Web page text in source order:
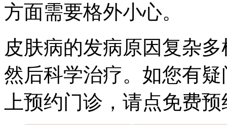
方面需要格外小心。
皮肤病的发病原因复杂
然后科学治疗。如您有
上预约门诊，请点免费